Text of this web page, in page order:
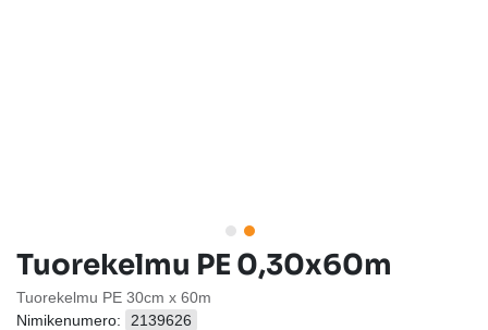
Tuorekelmu PE 0,30x60m
Tuorekelmu PE 30cm x 60m
Nimikenumero:
2139626